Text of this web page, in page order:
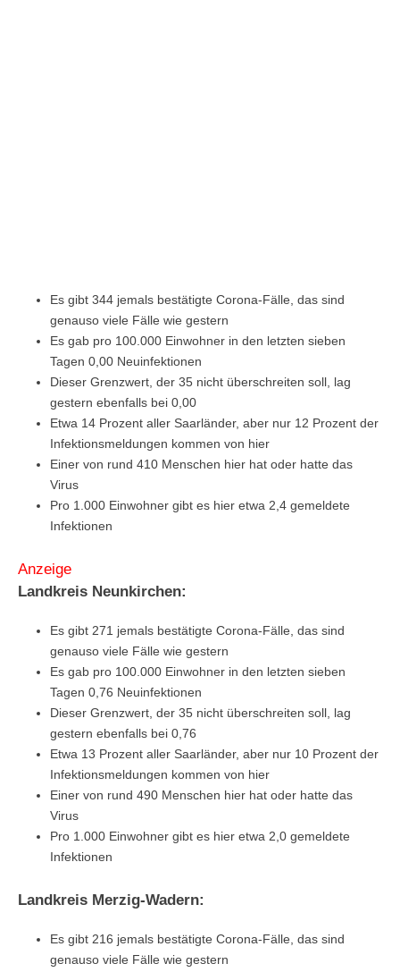
Es gibt 344 jemals bestätigte Corona-Fälle, das sind
genauso viele Fälle wie gestern
Es gab pro 100.000 Einwohner in den letzten sieben
Tagen 0,00 Neuinfektionen
Dieser Grenzwert, der 35 nicht überschreiten soll, lag
gestern ebenfalls bei 0,00
Etwa 14 Prozent aller Saarländer, aber nur 12 Prozent der
Infektionsmeldungen kommen von hier
Einer von rund 410 Menschen hier hat oder hatte das
Virus
Pro 1.000 Einwohner gibt es hier etwa 2,4 gemeldete
Infektionen
Anzeige
Landkreis Neunkirchen:
Es gibt 271 jemals bestätigte Corona-Fälle, das sind
genauso viele Fälle wie gestern
Es gab pro 100.000 Einwohner in den letzten sieben
Tagen 0,76 Neuinfektionen
Dieser Grenzwert, der 35 nicht überschreiten soll, lag
gestern ebenfalls bei 0,76
Etwa 13 Prozent aller Saarländer, aber nur 10 Prozent der
Infektionsmeldungen kommen von hier
Einer von rund 490 Menschen hier hat oder hatte das
Virus
Pro 1.000 Einwohner gibt es hier etwa 2,0 gemeldete
Infektionen
Landkreis Merzig-Wadern:
Es gibt 216 jemals bestätigte Corona-Fälle, das sind
genauso viele Fälle wie gestern